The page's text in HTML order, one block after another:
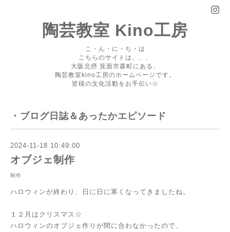
陶芸教室 Kino工房
こ・ん・に・ち・は
こちらのサイトは、、、
大阪北摂 箕面市森町にある、
陶芸教室kino工房のホームページです。
皆様の文化活動をお手伝い☆
・ブログ日誌＆あったかエピソード
2024-11-18 10:49:00
オブジェ制作
制作
ハロウィンが終わり、日に日に寒くなってきましたね。
１２月はクリスマス☆
ハロウィンのオブジェ作りが間に合わなかったので、